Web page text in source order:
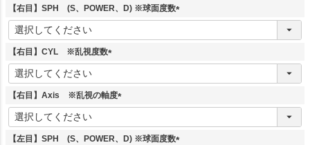
【右目】SPH (S、POWER、D) ※球面度数
(
【右目】CYL ※乱視度数
(
須
【右目】Axis ※乱視の軸度
(
須
【左目】SPH (S、POWER、D) ※球面度数